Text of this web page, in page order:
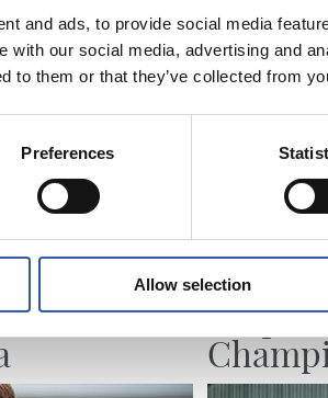
and ads, to provide social media
with our social media, advertising and
to them or that they’ve collected from
Preferences
Allow selection
07/08/2026
PREVIA
Un